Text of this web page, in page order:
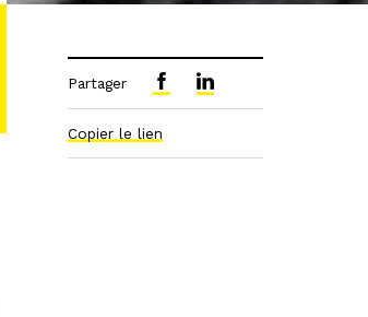
Partager
Copier le lien